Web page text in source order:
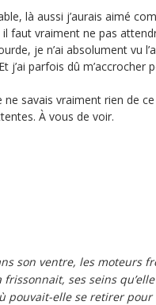
là aussi j’aurais aimé
faut vraiment ne pas
je n’ai absolument vu
j’ai parfois dû
ne savais vraiment rien de
À vous de voir.
son ventre, les moteurs
ses seins
pouvait-elle se retirer pour